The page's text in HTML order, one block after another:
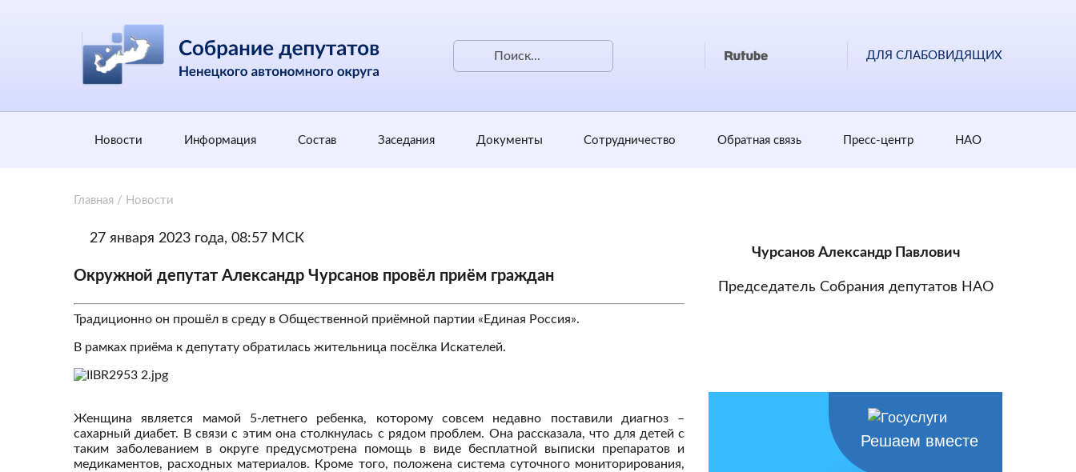
ДЛЯ СЛАБОВИДЯЩИХ
Новости Информация Состав Заседания Документы Сотрудничество Обратная cвязь Пресс-центр НАО
Главная / Новости
27 января 2023 года, 08:57 МСК
Окружной депутат Александр Чурсанов провёл приём граждан
Традиционно он прошёл в среду в Общественной приёмной партии «Единая Россия».
В рамках приёма к депутату обратилась жительница посёлка Искателей.
Женщина является мамой 5-летнего ребенка, которому совсем недавно поставили диагноз –
сахарный диабет. В связи с этим она столкнулась с рядом проблем. Она рассказала, что для детей с
таким заболеванием в округе предусмотрена помощь в виде бесплатной выписки препаратов и
медикаментов, расходных материалов. Кроме того, положена система суточного мониторирования,
Чурсанов Александр Павлович
Председатель Собрания депутатов НАО
Решаем вместе